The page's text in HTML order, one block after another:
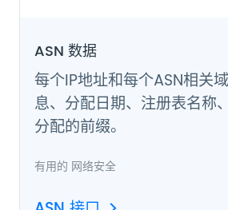
ASN 数据
每个IP地址和每个ASN相关
息、分配日期、注册表名称
分配的前缀。
有用的 网络安全